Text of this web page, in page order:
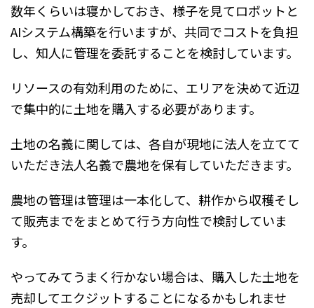
数年くらいは寝かしておき、様子を見てロボットと
AIシステム構築を行いますが、共同でコストを負担
し、知人に管理を委託することを検討しています。
リソースの有効利用のために、エリアを決めて近辺
で集中的に土地を購入する必要があります。
土地の名義に関しては、各自が現地に法人を立てて
いただき法人名義で農地を保有していただきます。
農地の管理は管理は一本化して、耕作から収穫そし
て販売までをまとめて行う方向性で検討していま
す。
やってみてうまく行かない場合は、購入した土地を
売却してエクジットすることになるかもしれませ